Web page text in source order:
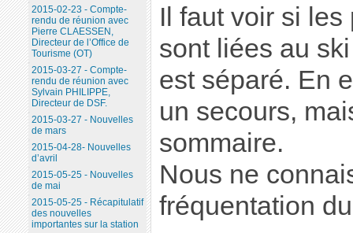
Il faut voir si
sont liées au
est séparé. En
un secours,
sommaire.
Nous ne
fréquentation
2015-02-23 - Compte-
rendu de réunion avec
Pierre CLAESSEN,
Directeur de l’Office de
Tourisme (OT)
2015-03-27 - Compte-
rendu de réunion avec
Sylvain PHILIPPE,
Directeur de DSF.
2015-03-27 - Nouvelles
de mars
2015-04-28- Nouvelles
d’avril
2015-05-25 - Nouvelles
de mai
2015-05-25 - Récapitulatif
des nouvelles
importantes sur la station